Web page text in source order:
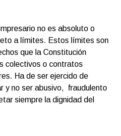
no es absoluto o
a límites. Estos límites son
que la Constitución
colectivos o contratos
Ha de ser ejercido de
y no ser abusivo, fraudulento
siempre la dignidad del